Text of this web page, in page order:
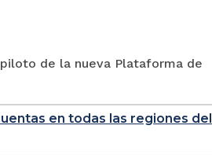
de la nueva Plataforma de
en todas las regiones del